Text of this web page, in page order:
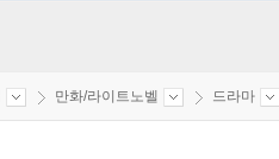
만화/라이트노벨 드라마